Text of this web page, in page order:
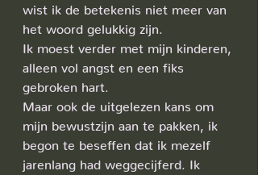
wist ik de betekenis niet meer van
het woord gelukkig zijn.
Ik moest verder met mijn kinderen,
alleen vol angst en een fiks
gebroken hart.
Maar ook de uitgelezen kans om
mijn bewustzijn aan te pakken, ik
begon te beseffen dat ik mezelf
jarenlang had weggecijferd. Ik